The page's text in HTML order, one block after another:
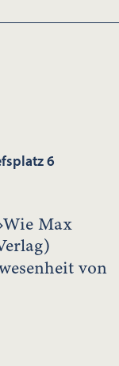
6
Max
von